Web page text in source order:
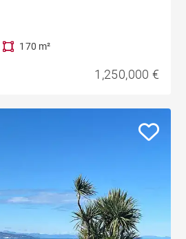
170 m²
1,250,000 €